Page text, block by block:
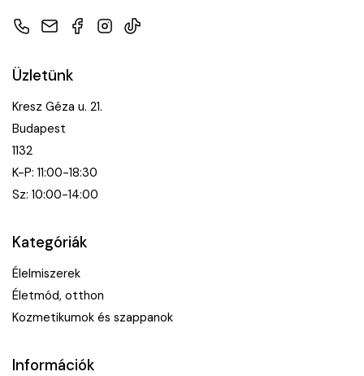
TelefonE-mailFacebook
Instagram
TikTok
Üzletünk
Kresz Géza u. 21.
Budapest
1132
K-P: 11:00-18:30
Sz: 10:00-14:00
Kategóriák
Élelmiszerek
Életmód, otthon
Kozmetikumok és szappanok
Információk